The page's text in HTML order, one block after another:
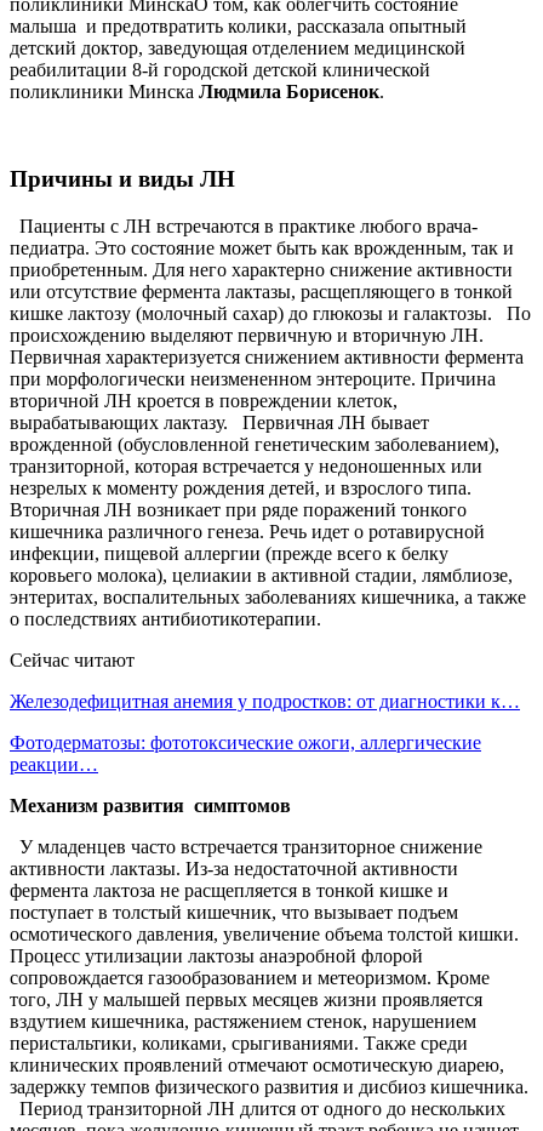
малыша и предотвратить колики, рассказала опытный
детский доктор, заведующая отделением медицинской
реабилитации 8-й городской детской клинической
поликлиники Минска Людмила Борисенок.
Причины и виды ЛН
Пациенты с ЛН встречаются в практике любого врача-
педиатра. Это состояние может быть как врожденным, так и
приобретенным. Для него характерно снижение активности
или отсутствие фермента лактазы, расщепляющего в тонкой
кишке лактозу (молочный сахар) до глюкозы и галактозы. По
происхождению выделяют первичную и вторичную ЛН.
Первичная характеризуется снижением активности фермента
при морфологически неизмененном энтероците. Причина
вторичной ЛН кроется в повреждении клеток,
вырабатывающих лактазу. Первичная ЛН бывает
врожденной (обусловленной генетическим заболеванием),
транзиторной, которая встречается у недоношенных или
незрелых к моменту рождения детей, и взрослого типа.
Вторичная ЛН возникает при ряде поражений тонкого
кишечника различного генеза. Речь идет о ротавирусной
инфекции, пищевой аллергии (прежде всего к белку
коровьего молока), целиакии в активной стадии, лямблиозе,
энтеритах, воспалительных заболеваниях кишечника, а также
о последствиях антибиотикотерапии.
Сейчас читают
Железодефицитная анемия у подростков: от диагностики к…
Фотодерматозы: фототоксические ожоги, аллергические
реакции…
Механизм развития симптомов
У младенцев часто встречается транзиторное снижение
активности лактазы. Из-за недостаточной активности
фермента лактоза не расщепляется в тонкой кишке и
поступает в толстый кишечник, что вызывает подъем
осмотического давления, увеличение объема толстой кишки.
Процесс утилизации лактозы анаэробной флорой
сопровождается газообразованием и метеоризмом. Кроме
того, ЛН у малышей первых месяцев жизни проявляется
вздутием кишечника, растяжением стенок, нарушением
перистальтики, коликами, срыгиваниями. Также среди
клинических проявлений отмечают осмотическую диарею,
задержку темпов физического развития и дисбиоз кишечника.
Период транзиторной ЛН длится от одного до нескольких